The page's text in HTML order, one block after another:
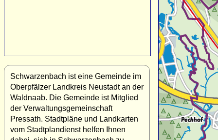
Schwarzenbach ist eine Gemeinde im
Oberpfälzer Landkreis Neustadt an der
Waldnaab. Die Gemeinde ist Mitglied
der Verwaltungsgemeinschaft
Pressath. Stadtpläne und Landkarten
vom Stadtplandienst helfen Ihnen